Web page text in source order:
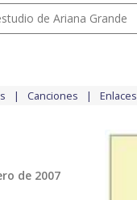
de Ariana Grande
Canciones Enlaces
de 2007